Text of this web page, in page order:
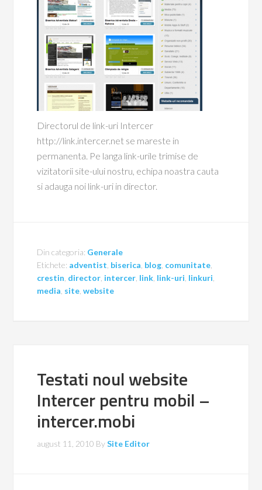
Directorul de link-uri Intercer
http://link.intercer.net se mareste in
permanenta. Pe langa link-urile trimise de
vizitatorii site-ului nostru, echipa noastra cauta
si adauga noi link-uri in director.
Din categoria: Generale
Etichete: adventist biserica blog comunitate
crestin director intercer link link-uri linkuri
media site ,website
Testati noul website
Intercer pentru mobil –
intercer.mobi
august 11, 2010 BySite Editor